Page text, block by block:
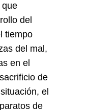
que
del
tiempo
del mal,
en el
de
el
de